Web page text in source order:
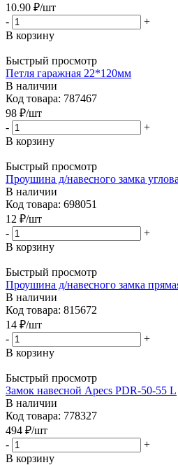
10.90 ₽/шт
-
+
В корзину
Быстрый просмотр
Петля гаражная 22*120мм
В наличии
Код товара: 787467
98 ₽/шт
-
+
В корзину
Быстрый просмотр
Проушина д/навесного замка
В наличии
Код товара: 698051
12 ₽/шт
-
+
В корзину
Быстрый просмотр
Проушина д/навесного замка
В наличии
Код товара: 815672
14 ₽/шт
-
+
В корзину
Быстрый просмотр
Замок навесной Apecs PDR-50-55 L
В наличии
Код товара: 778327
494 ₽/шт
-
+
В корзину